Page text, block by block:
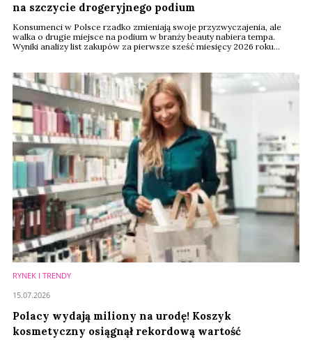
na szczycie drogeryjnego podium
Konsumenci w Polsce rzadko zmieniają swoje przyzwyczajenia, ale
walka o drugie miejsce na podium w branży beauty nabiera tempa.
Wyniki analizy list zakupów za pierwsze sześć miesięcy 2026 roku
obecnie za plecami lidera.
RYNEK I TRENDY
Polacy wydają miliony na urodę! Koszyk
kosmetyczny osiągnął rekordową wartość
15.07.2026